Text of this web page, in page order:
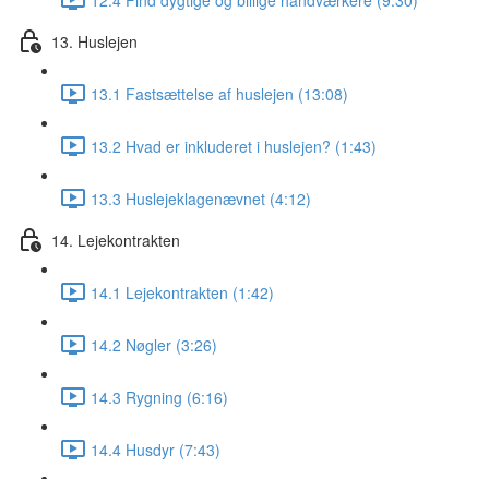
13. Huslejen
13.1 Fastsættelse af huslejen (13:08)
13.2 Hvad er inkluderet i huslejen? (1:43)
13.3 Huslejeklagenævnet (4:12)
14. Lejekontrakten
14.1 Lejekontrakten (1:42)
14.2 Nøgler (3:26)
14.3 Rygning (6:16)
14.4 Husdyr (7:43)